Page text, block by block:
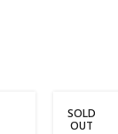
SOLD
OUT